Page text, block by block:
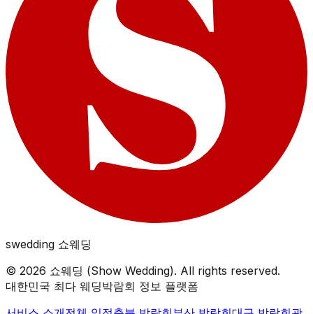
swedding 쇼웨딩
© 2026 쇼웨딩 (Show Wedding). All rights reserved.
대한민국 최다 웨딩박람회 정보 플랫폼